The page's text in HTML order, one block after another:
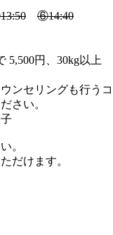
⑥14:40
5,500円、30kg以上
ンセリングも行うコ
さい。
。
だけます。